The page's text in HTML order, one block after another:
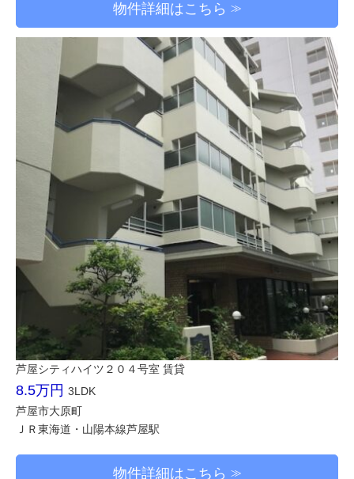
物件詳細はこちら
芦屋シティハイツ２０４号室 賃貸
8.5万円 3LDK
芦屋市大原町
ＪＲ東海道・山陽本線芦屋駅
物件詳細はこちら